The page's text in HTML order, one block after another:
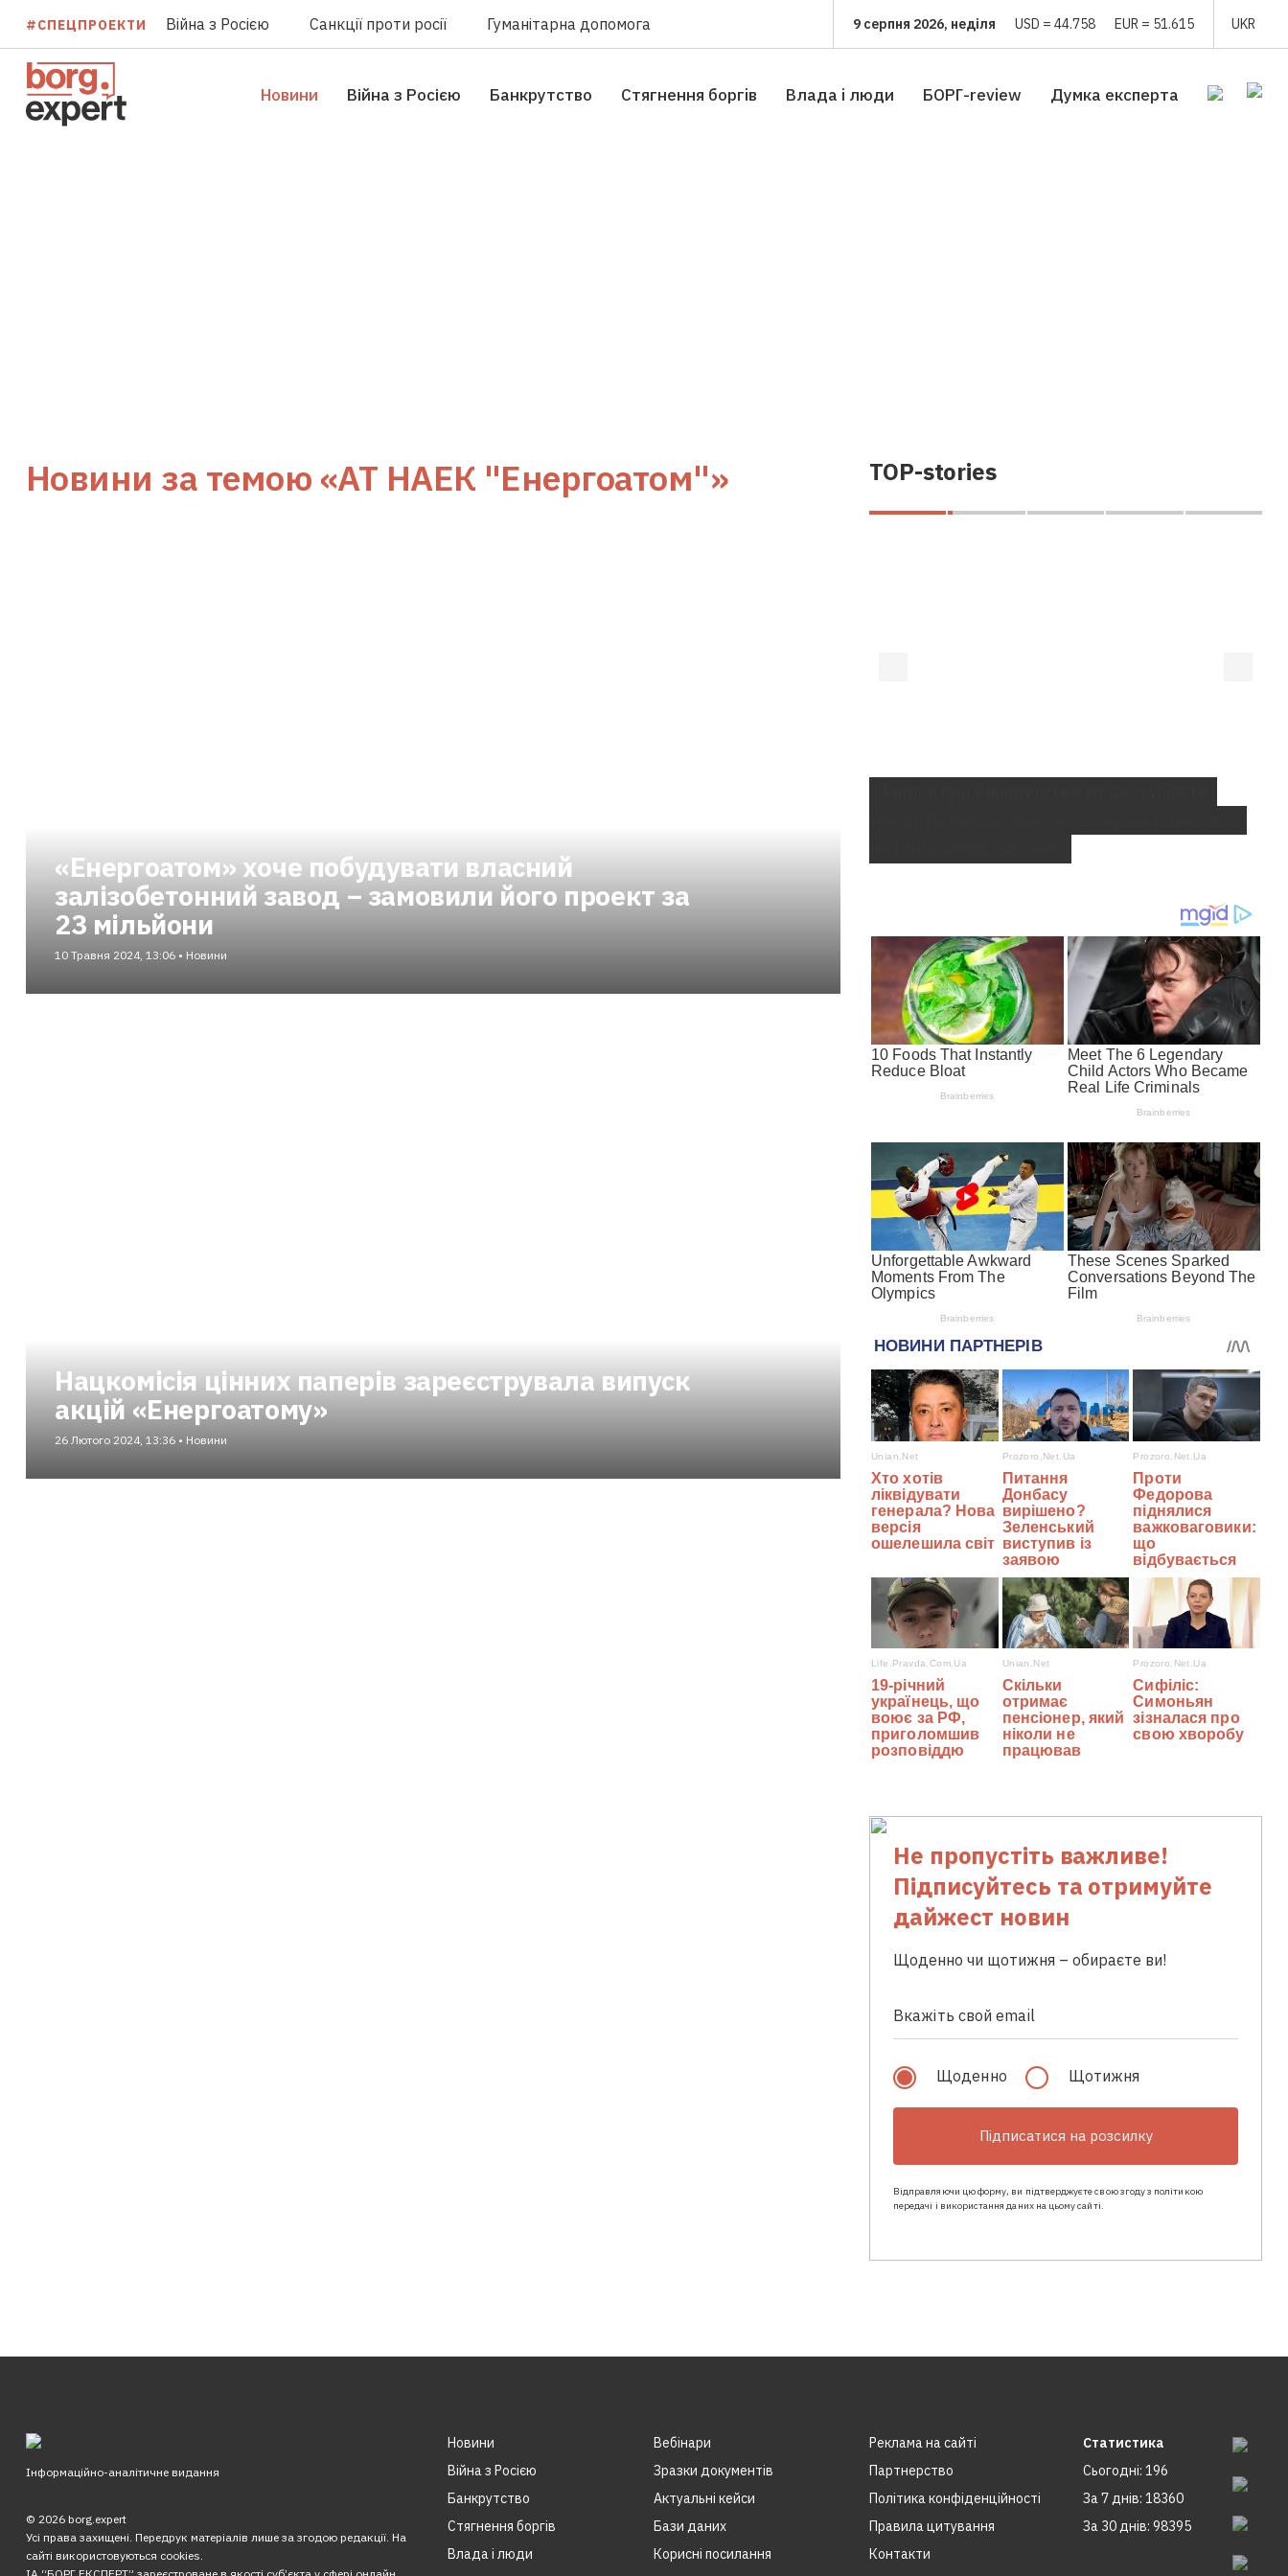
#СПЕЦПРОЕКТИ Війна з Росією Санкції проти росії Гуманітарна допомога 9 серпня 2026, неділя USD = 44.758 EUR = 51.615 UKR
Новини Війна з Росією Банкрутство Стягнення боргiв Влада i люди БОРГ-review Думка експерта
Новини за темою «АТ НАЕК "Енергоатом"»
«Енергоатом» хоче побудувати власний
залізобетонний завод – замовили його проект за
23 мільйони
10 Травня 2024, 13:06 • Новини
Нацкомісія цінних паперів зареєструвала випуск
акцій «Енергоатому»
26 Лютого 2024, 13:36 • Новини
TOP-stories
Не пропустіть важливе!
Підписуйтесь та отримуйте
дайжест новин
Щоденно чи щотижня – обираєте ви!
Щоденно Щотижня
Підписатися на розсилку
Відправляючи цю форму, ви підтверджуєте свою згоду з політикою
передачі і використання даних на цьому сайті.
Інформаційно-аналітичне видання
© 2026 borg.expert
Усі права захищені. Передрук матеріалів лише за згодою редакції. На
сайті використовуються cookies.
Новини
Війна з Росією
Банкрутство
Стягнення боргiв
Влада i люди
Вебінари
Зразки документів
Актуальні кейси
Бази даних
Корисні посилання
Реклама на сайтi
Партнерство
Політика конфіденційності
Правила цитування
Контакти
Статистика
Сьогодні: 196
За 7 днів: 18360
За 30 днів: 98395